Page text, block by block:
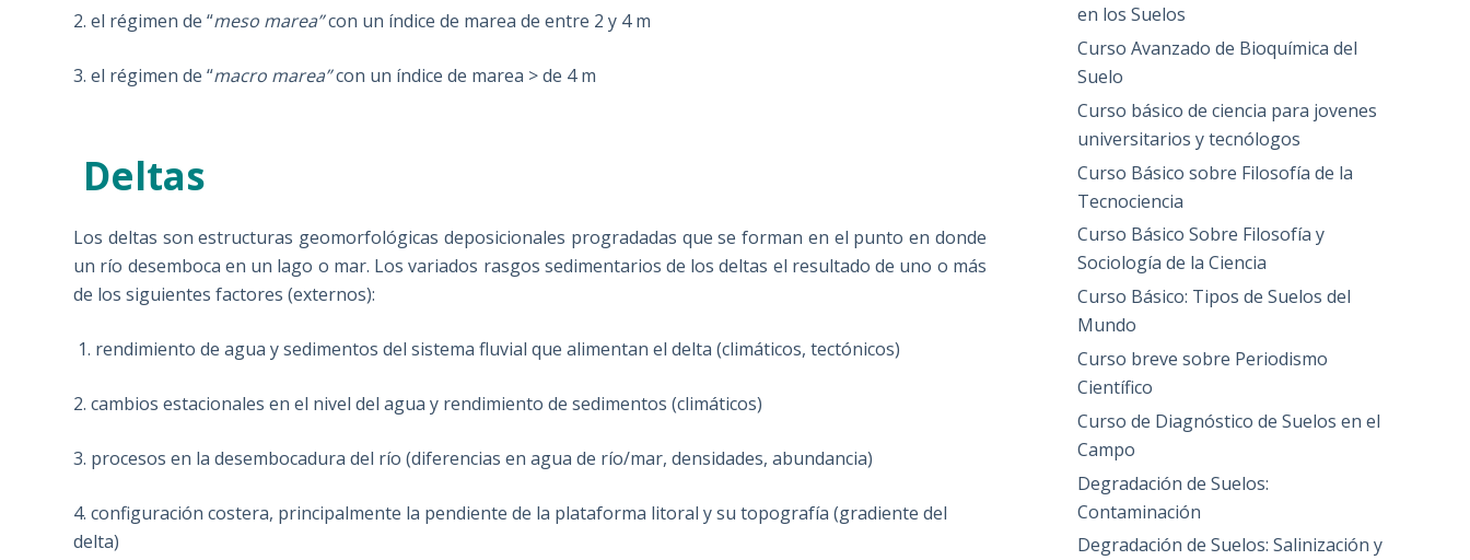
2. el régimen de “meso marea”con un índice de marea de entre 2 y 4 m
3. el régimen de “macro marea”con un índice de marea > de 4 m
Deltas
Los deltas son estructuras geomorfológicas deposicionales progradadas que se forman en el punto en donde
un río desemboca en un lago o mar. Los variados rasgos sedimentarios de los deltas el resultado de uno o más
de los siguientes factores (externos):
1. rendimiento de agua y sedimentos del sistema fluvial que alimentan el delta (climáticos, tectónicos)
2. cambios estacionales en el nivel del agua y rendimiento de sedimentos (climáticos)
3. procesos en la desembocadura del río (diferencias en agua de río/mar, densidades, abundancia)
4. configuración costera, principalmente la pendiente de la plataforma litoral y su topografía (gradiente del
delta)
en los Suelos
Curso Avanzado de Bioquímica del
Suelo
Curso básico de ciencia para jovenes
universitarios y tecnólogos
Curso Básico sobre Filosofía de la
Tecnociencia
Curso Básico Sobre Filosofía y
Sociología de la Ciencia
Curso Básico: Tipos de Suelos del
Mundo
Curso breve sobre Periodismo
Científico
Curso de Diagnóstico de Suelos en el
Campo
Degradación de Suelos:
Contaminación
Degradación de Suelos: Salinización y